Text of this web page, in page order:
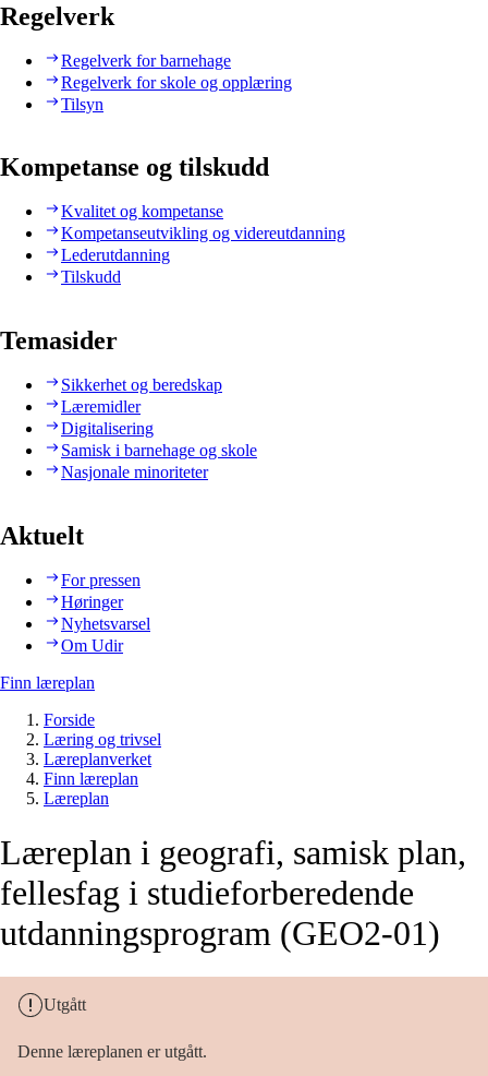
Regelverk
Regelverk for barnehage
Regelverk for skole og opplæring
Tilsyn
Kompetanse og tilskudd
Kvalitet og kompetanse
Kompetanseutvikling og videreutdanning
Lederutdanning
Tilskudd
Temasider
Sikkerhet og beredskap
Læremidler
Digitalisering
Samisk i barnehage og skole
Nasjonale minoriteter
Aktuelt
For pressen
Høringer
Nyhetsvarsel
Om Udir
Finn læreplan
Forside
Læring og trivsel
Læreplanverket
Finn læreplan
Læreplan
Læreplan i geografi, samisk plan,
fellesfag i studieforberedende
utdanningsprogram (GEO2-01)
Utgått
Denne læreplanen er utgått.